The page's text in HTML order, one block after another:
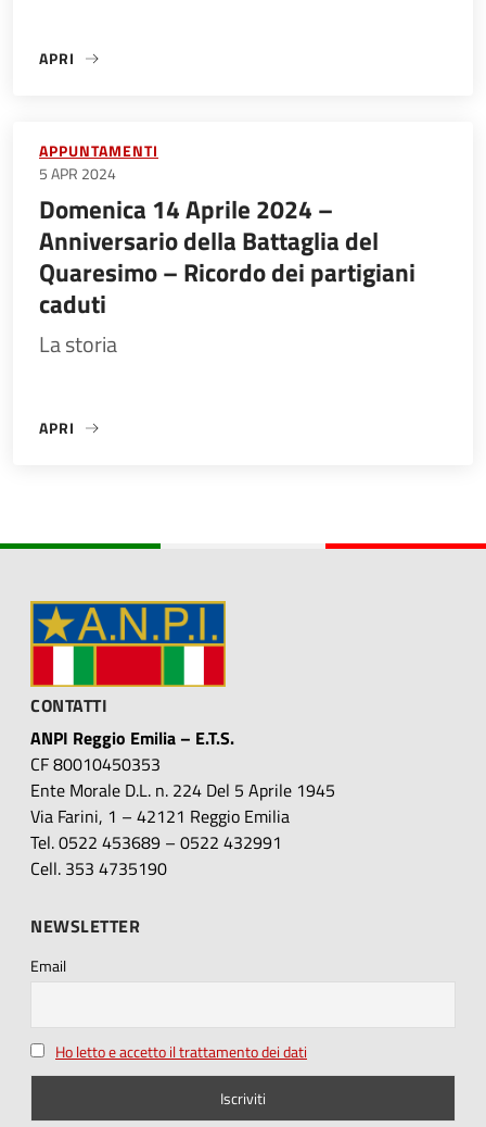
APRI
«25 APRILE 2024 – CELEBRAZIONI E PRANZI DELLA
APPUNTAMENTI
5 APR 2024
Domenica 14 Aprile 2024 –
Anniversario della Battaglia del
Quaresimo – Ricordo dei partigiani
caduti
La storia
APRI
«DOMENICA 14 APRILE 2024 – ANNIVERSARIO DELLA
CONTATTI
ANPI Reggio Emilia – E.T.S.
CF 80010450353
Ente Morale D.L. n. 224 Del 5 Aprile 1945
Via Farini, 1 – 42121 Reggio Emilia
Tel. 0522 453689 – 0522 432991
Cell. 353 4735190
NEWSLETTER
Email
Ho letto e accetto il trattamento dei dati